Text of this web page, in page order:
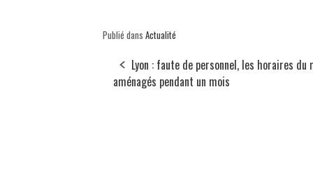
Publié dans Actualité
Lyon : faute de personnel, les horaires du
aménagés pendant un mois